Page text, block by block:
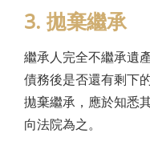
3. 拋棄繼承
繼承人完全不繼承遺
債務後是否還有剩下
拋棄繼承，應於知悉
向法院為之。